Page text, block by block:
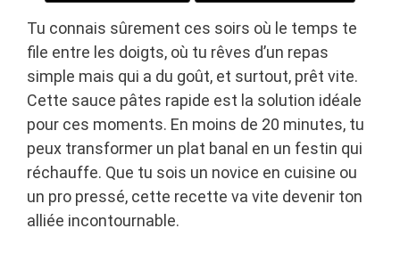
Tu connais sûrement ces soirs où le temps te
file entre les doigts, où tu rêves d’un repas
simple mais qui a du goût, et surtout, prêt vite.
Cette sauce pâtes rapide est la solution idéale
pour ces moments. En moins de 20 minutes, tu
peux transformer un plat banal en un festin qui
réchauffe. Que tu sois un novice en cuisine ou
un pro pressé, cette recette va vite devenir ton
alliée incontournable.